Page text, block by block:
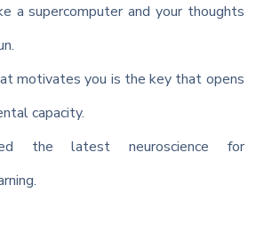
a supercomputer and your thoughts
motivates you is the key that opens
capacity.
the latest neuroscience for